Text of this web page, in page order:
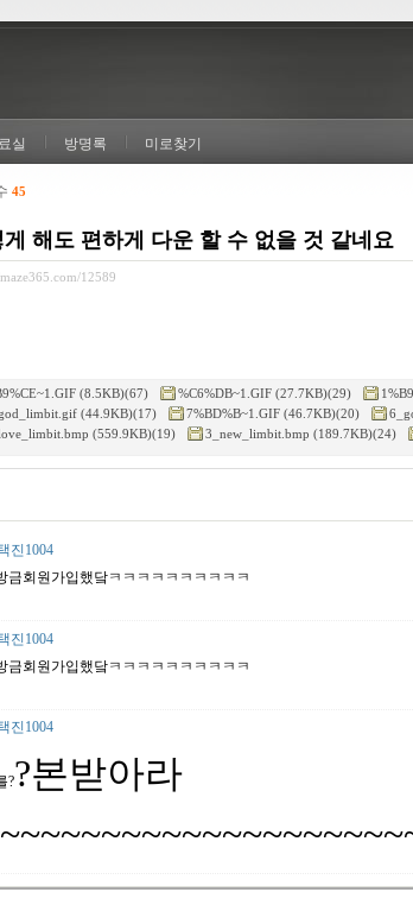
실 방명록 미로찾기
45
게 해도 편하게 다운 할 수 없을 것 같네요
12589
(8.5KB)(67) %C6%DB~1.GIF (27.7KB)(29)
(44.9KB)(17)
7%BD%B~1.GIF (46.7KB)(20)
(559.9KB)(19)
3_new_limbit.bmp (189.7KB)(24)
진1004
금회원가입했닼ㅋㅋㅋㅋㅋㅋㅋㅋㅋㅋ
진1004
금회원가입했닼ㅋㅋㅋㅋㅋㅋㅋㅋㅋㅋ
진1004
??본받아라